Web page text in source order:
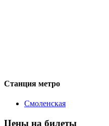
Станция метро
Смоленская
Цены на билеты